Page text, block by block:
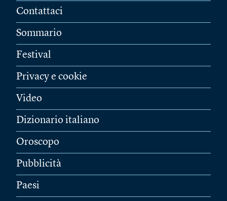
Contattaci
Sommario
Festival
Privacy e cookie
Video
Dizionario italiano
Oroscopo
Pubblicità
Paesi